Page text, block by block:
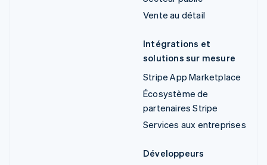
Vente au détail
Intégrations et
solutions sur mesure
Stripe App Marketplace
Écosystème de
partenaires Stripe
Services aux entreprises
Développeurs